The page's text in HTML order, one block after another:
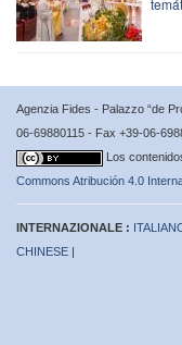
Agenzia Fides - Palazzo “de
06-69880115 - Fax +39-06-
Los
Commons Atribución 4.0
INTERNAZIONALE :
CHINESE |